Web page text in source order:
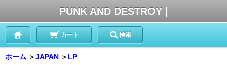
PUNK AND DESTROY |
カート 検索
ホーム ＞JAPAN ＞ LP